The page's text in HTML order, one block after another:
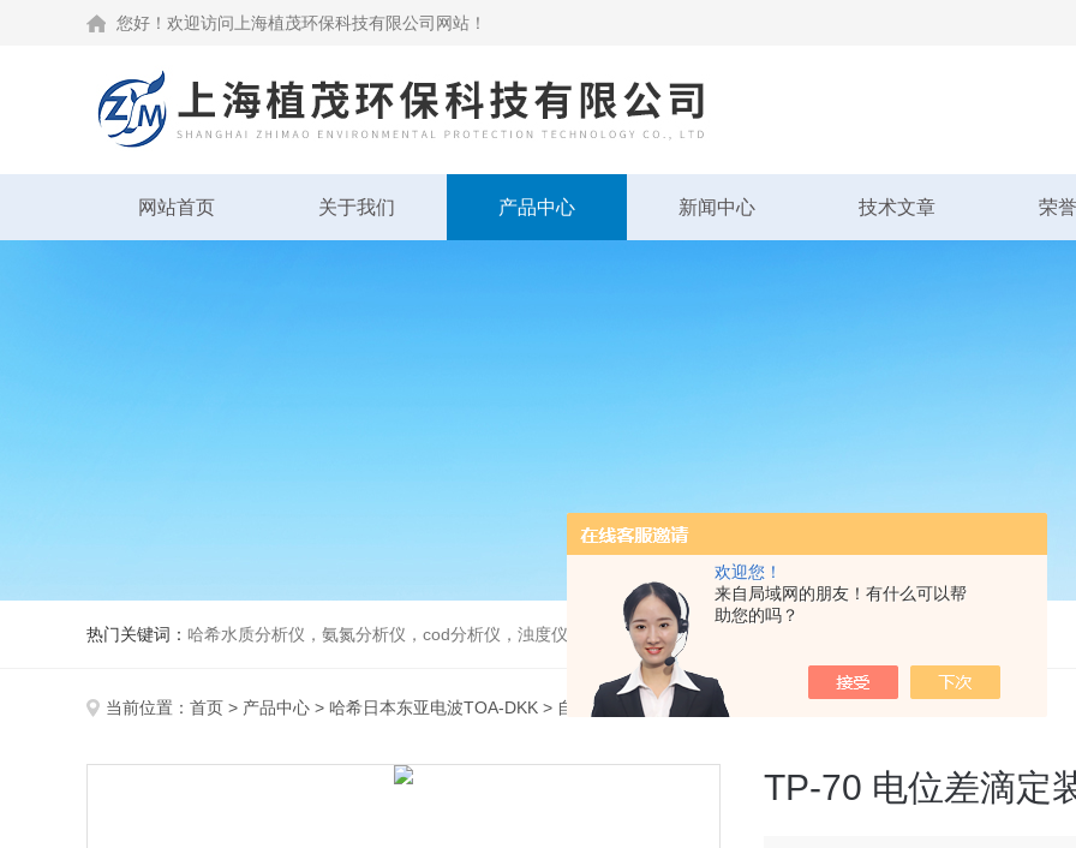
欢迎您！
来自局域网的朋友！有什么可以帮
助您的吗？
您好！欢迎访问上海植茂环保科技有限公司网站！
网站首页 关于我们 产品中心 新闻中心 技术文章 荣
热门关键词： 哈希水质分析仪，氨氮分析仪，cod分析仪，浊度仪，bod分析仪，溶解氧分析仪
当前位置： 首页 > 产品中心 > 哈希日本东亚电波TOA-DKK > 自动滴定装置 > TP-70 电位差滴定装置
TP-70 电位差滴定